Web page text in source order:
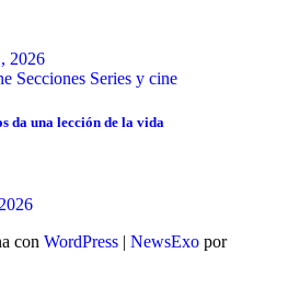
2026
Secciones Series y cine
da una lección de la vida
con WordPress | NewsExo por